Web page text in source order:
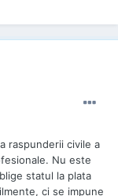
raspunderii civile a
Nu este
statul la plata
ci se impune